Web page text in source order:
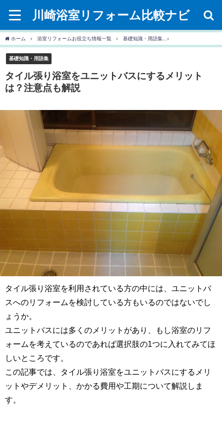
川崎浴室リフォーム比較ナビ
ホーム 浴室リフォームお役立ち情報一覧 基礎知識・用語集
基礎知識・用語集
タイル張り浴室をユニットバスにするメリット
は？注意点も解説
タイル張り浴室を利用されている方の中には、ユニットバ
スへのリフォームを検討している方もいるのではないでし
ょうか。
ユニットバスには多くのメリットがあり、もし浴室のリフ
ォームを考えているのであれば選択肢の1つに入れてみてほ
しいところです。
この記事では、タイル張り浴室をユニットバスにするメリ
ットやデメリット、かかる費用や工期について解説しま
す。